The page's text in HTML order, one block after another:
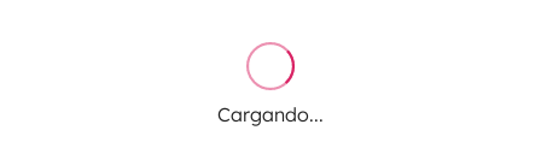
Cargando...